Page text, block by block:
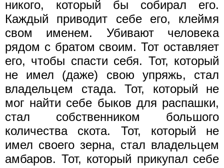
никого, который бы собирал его.
Каждый приводит себе его, клеймя
свом именем. Убивают человека
рядом с братом своим. Тот оставляет
его, чтобы спасти себя. Тот, который
не имел (даже) свою упряжь, стал
владельцем стада. Тот, который не
мог найти себе быков для распашки,
стал собственником большого
количества скота. Тот, который не
имел своего зерна, стал владельцем
амбаров. Тот, который прикупал себе